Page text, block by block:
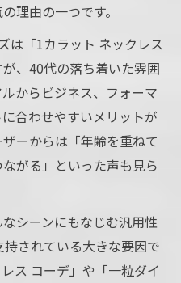
理由の一つです。
は「1カラット ネックレス
、40代の落ち着いた雰囲
からビジネス、フォーマ
合わせやすいメリットが
ーからは「年齢を重ねて
がる」といった声も見ら
シーンにもなじむ汎用性
されている大きな要因で
ス コーデ」や「一粒ダイ